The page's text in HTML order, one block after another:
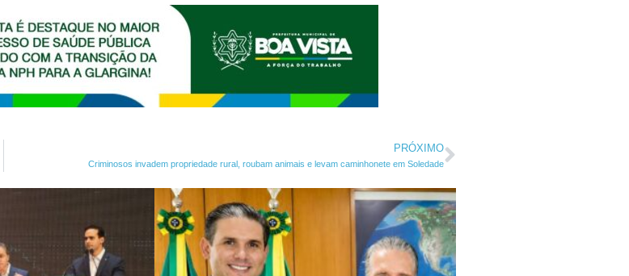
PRÓXIMO
Criminosos invadem propriedade rural, roubam animais e levam caminhonete em Soledade